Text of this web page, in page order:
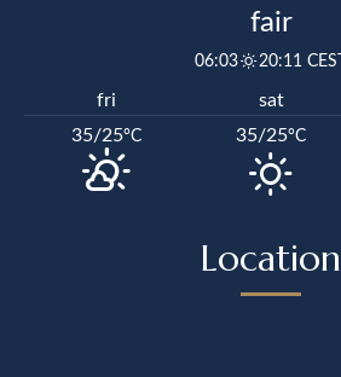
fair
06:03 20:11 CEST
fri sat
35/25°C 35/25°C
Location